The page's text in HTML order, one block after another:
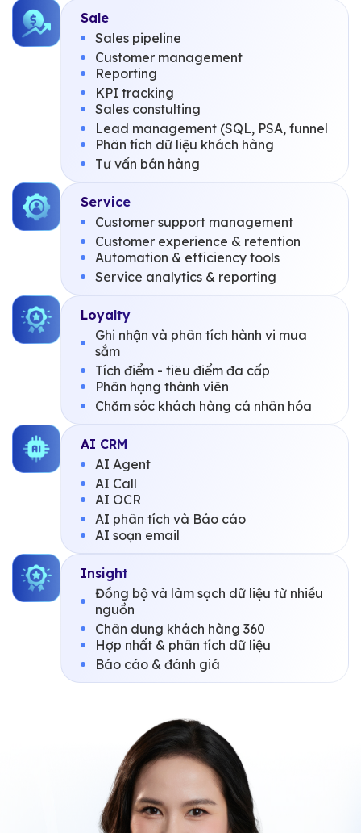
Sale
Sales pipeline
Customer management
Reporting
KPI tracking
Sales constulting
Lead management (SQL, PSA, funnel
Phân tích dữ liệu khách hàng
Tư vấn bán hàng
Service
Customer support management
Customer experience & retention
Automation & efficiency tools
Service analytics & reporting
Loyalty
Ghi nhận và phân tích hành vi mua
sắm
Tích điểm - tiêu điểm đa cấp
Phân hạng thành viên
Chăm sóc khách hàng cá nhân hóa
AI CRM
AI Agent
AI Call
AI OCR
AI phân tích và Báo cáo
AI soạn email
Insight
Đồng bộ và làm sạch dữ liệu từ nhiều
nguồn
Chân dung khách hàng 360
Hợp nhất & phân tích dữ liệu
Báo cáo & đánh giá